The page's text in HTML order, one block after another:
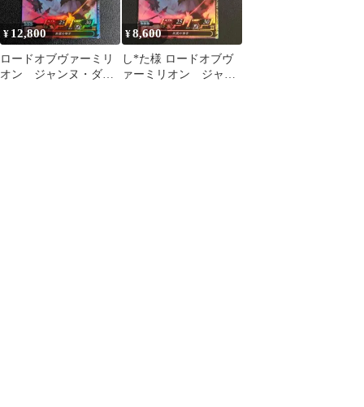
¥ 12,800
ロードオブヴァーミリ
オン ジャンヌ・ダル
¥8,600
し*た様 ロードオブヴ
ァーミリオン ジャン